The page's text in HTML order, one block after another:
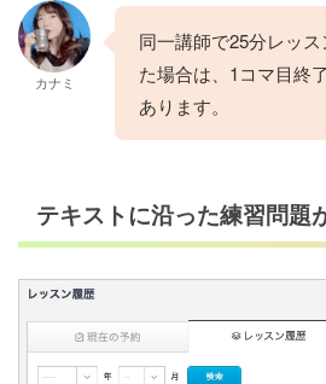
カナミ
同一講師で25分レッ
た場合は、1コマ目終
あります。
テキストに沿った練習問題